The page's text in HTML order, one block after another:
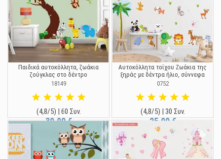
Παιδικά αυτοκόλλητα, ζωάκια
ζούγκλας στο δέντρο
18149
(4,8/5) | 60 Συν.
39,90 €
Αυτοκόλλητα τοίχου Ζωάκια της
ξηράς με δέντρα ήλιο, σύννεφα
0752
(4,8/5) | 30 Συν.
25,00 €